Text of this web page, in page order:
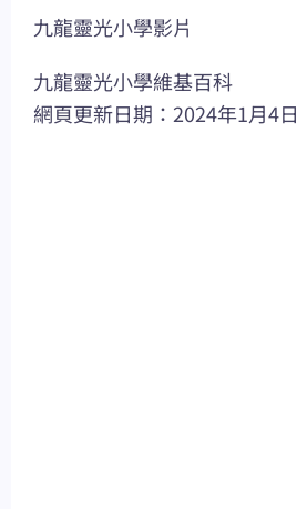
九龍靈光小學影片
九龍靈光小學維基百科
網頁更新日期：2024年1月4日